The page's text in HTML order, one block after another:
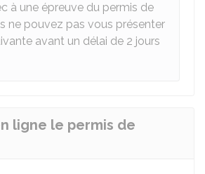
à une épreuve du permis de
ne pouvez pas vous présenter
avant un délai de 2 jours
ligne le permis de